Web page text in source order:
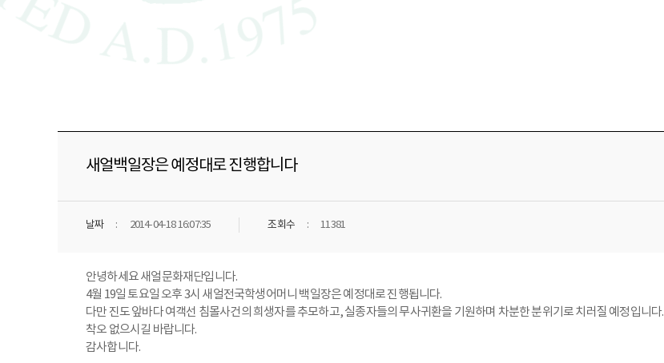
새얼백일장은 예정대로 진행합니다
날짜 2014-04-18 16:07:35 조회수 11381
안녕하세요 새얼문화재단입니다.
4월 19일 토요일 오후 3시 새얼전국학생어머니 백일장은 예정대로 진행됩니다.
다만 진도 앞바다 여객선 침몰사건의 희생자를 추모하고, 실종자들의 무사귀환을 기원하며 차분한 분위기로 치러질 예정입니다.
착오 없으시길 바랍니다.
감사합니다.